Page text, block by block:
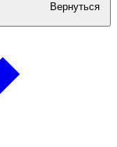
Вернуться